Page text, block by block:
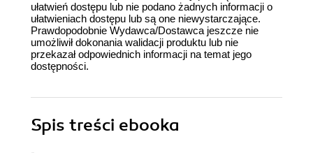
ułatwień dostępu lub nie podano żadnych informacji o
ułatwieniach dostępu lub są one niewystarczające.
Prawdopodobnie Wydawca/Dostawca jeszcze nie
umożliwił dokonania walidacji produktu lub nie
przekazał odpowiednich informacji na temat jego
dostępności.
Spis treści ebooka